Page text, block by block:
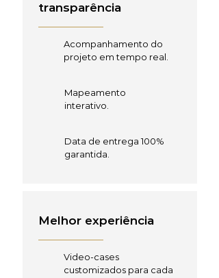
transparência
Acompanhamento do
projeto em tempo real.
Mapeamento
interativo.
Data de entrega 100%
garantida.
Melhor experiência
Video-cases
customizados para cada